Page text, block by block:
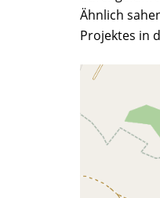
Ähnlich
Projektes in